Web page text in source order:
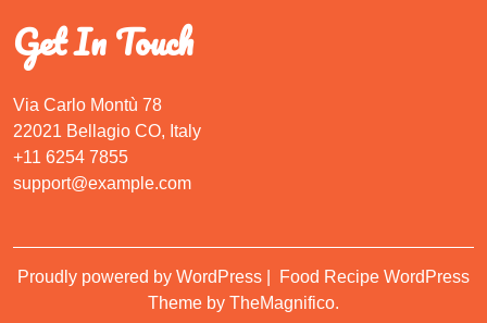
Get In Touch
Via Carlo Montù 78
22021 Bellagio CO, Italy
+11 6254 7855
support@example.com
Proudly powered by WordPress
Food Recipe WordPress
Theme by TheMagnifico.